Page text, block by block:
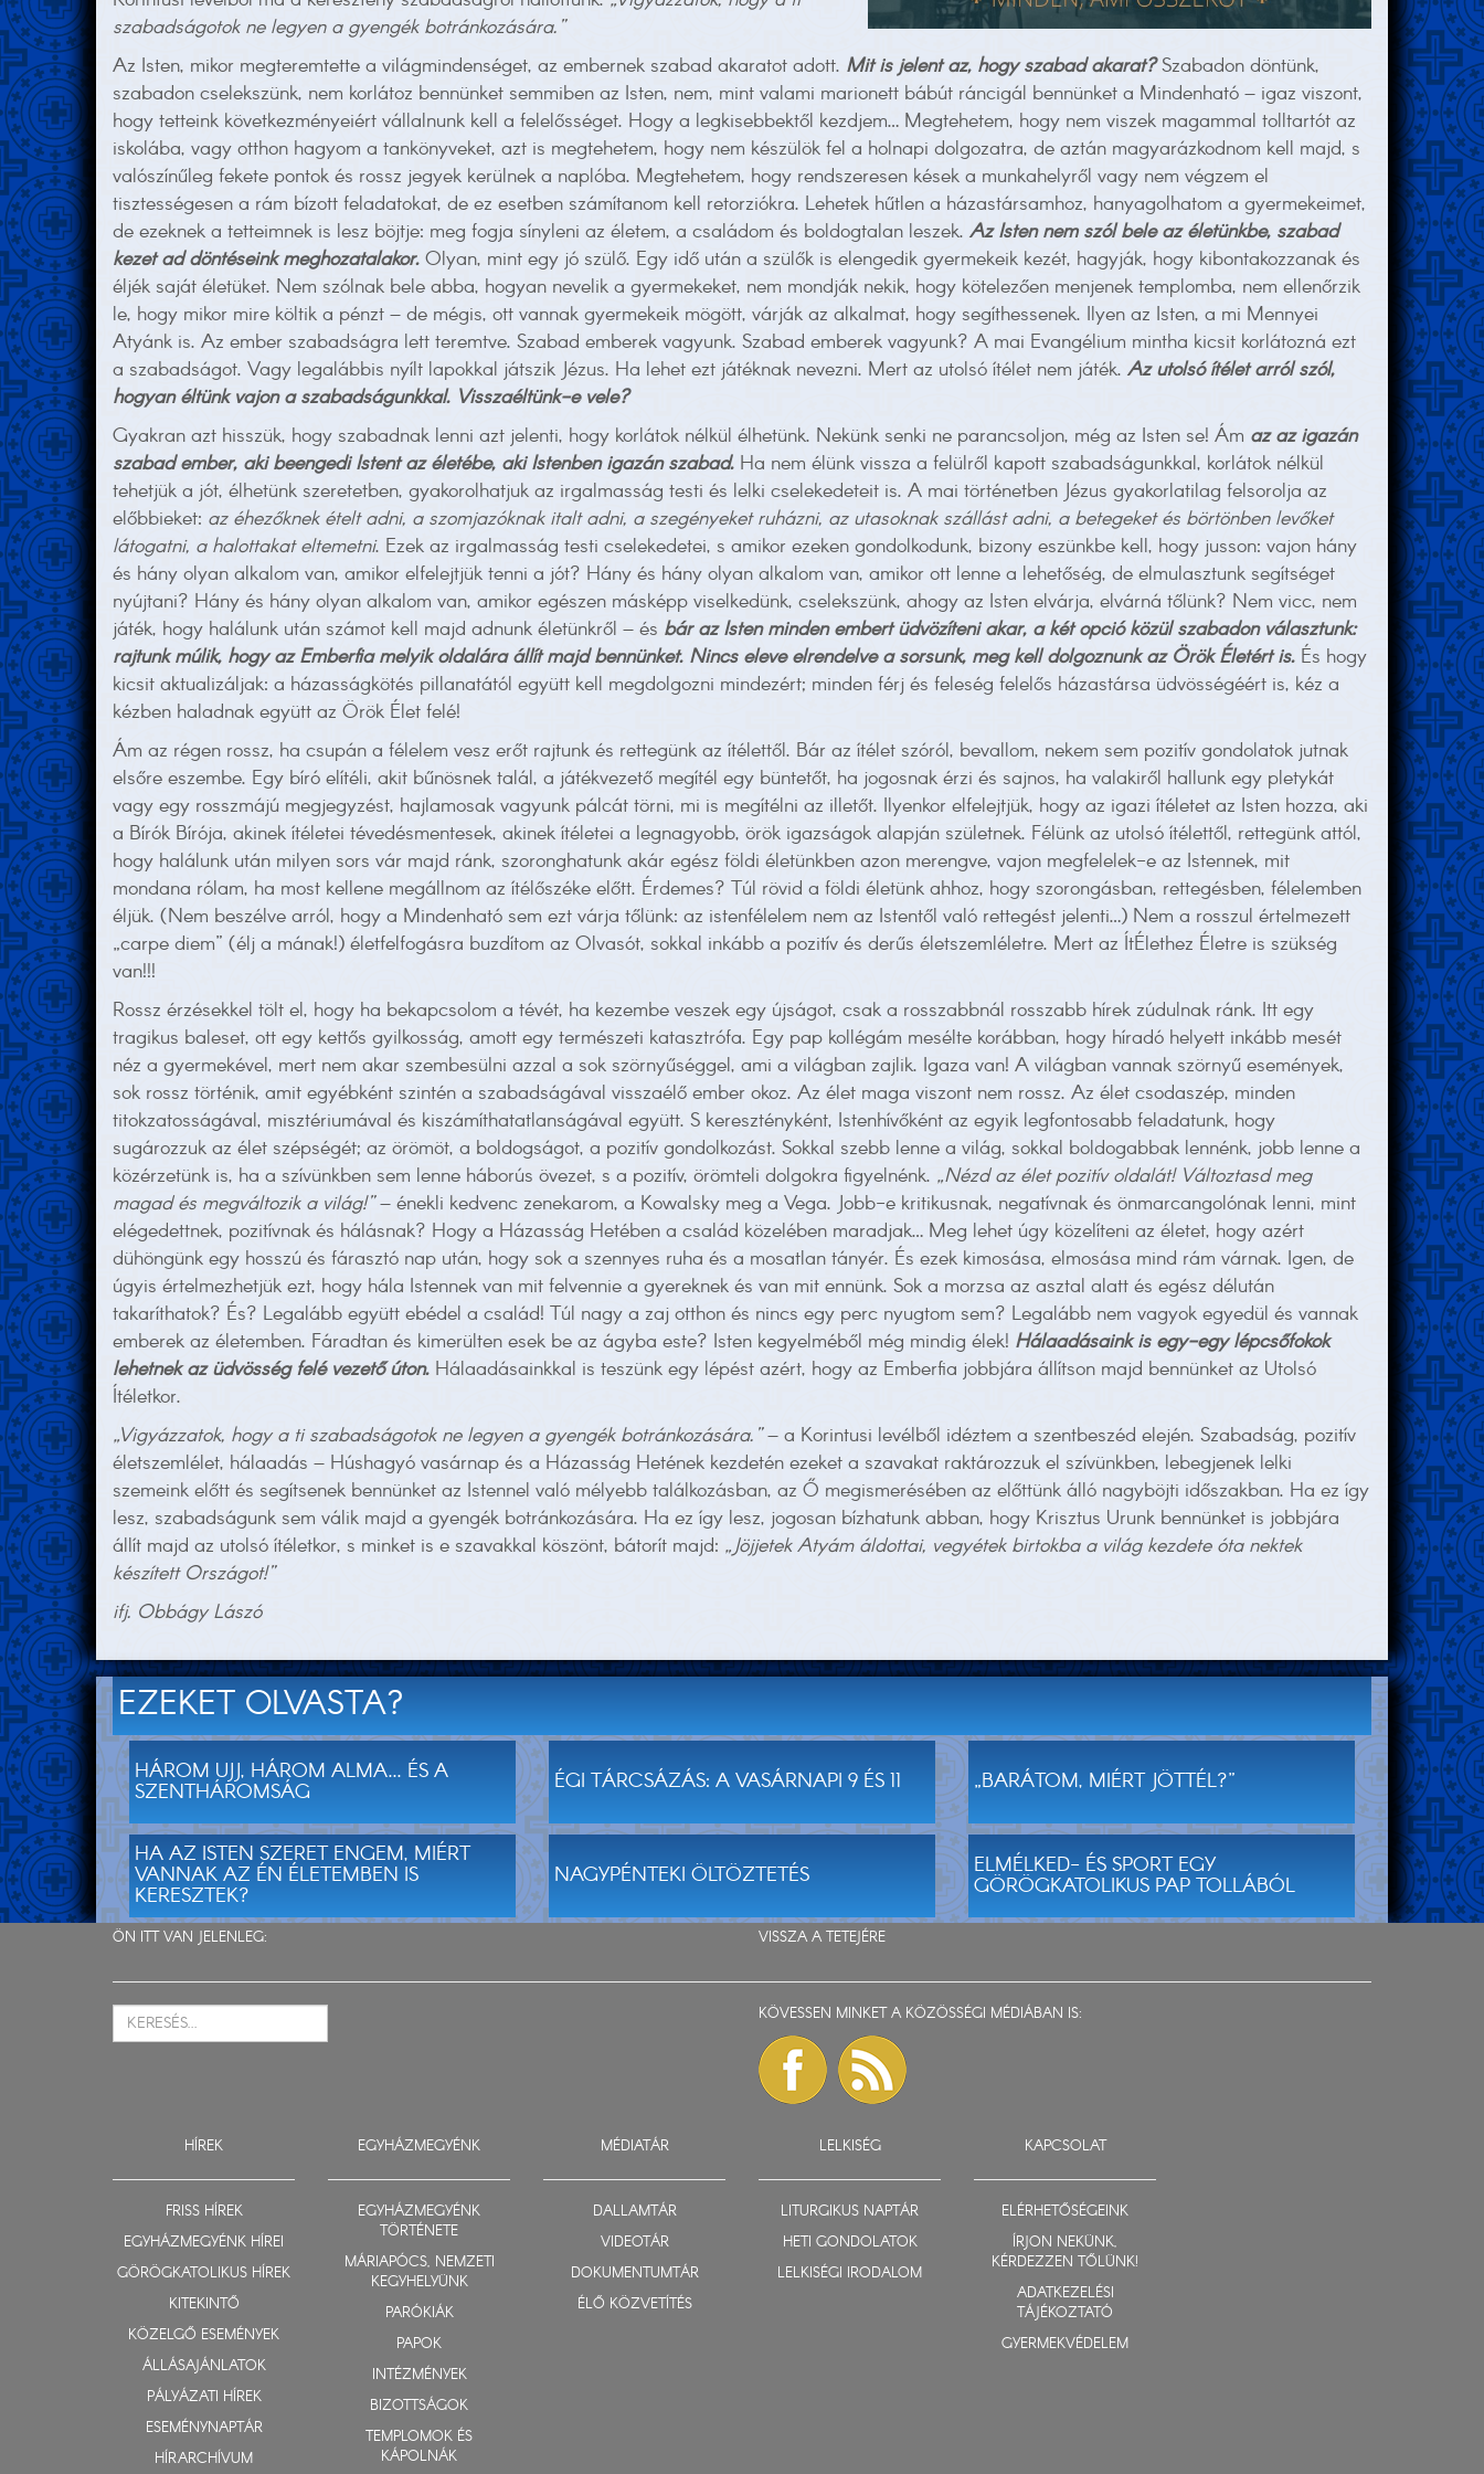
szabadságotok ne legyen a gyengék botránkozására.”
Az Isten, mikor megteremtette a világmindenséget, az embernek szabad akaratot adott. Mit is jelent az, hogy szabad akarat?Szabadon döntünk,
szabadon cselekszünk, nem korlátoz bennünket semmiben az Isten, nem, mint valami marionett bábút ráncigál bennünket a Mindenható – igaz viszont,
hogy tetteink következményeiért vállalnunk kell a felelősséget. Hogy a legkisebbektől kezdjem… Megtehetem, hogy nem viszek magammal tolltartót az
iskolába, vagy otthon hagyom a tankönyveket, azt is megtehetem, hogy nem készülök fel a holnapi dolgozatra, de aztán magyarázkodnom kell majd, s
valószínűleg fekete pontok és rossz jegyek kerülnek a naplóba. Megtehetem, hogy rendszeresen kések a munkahelyről vagy nem végzem el
tisztességesen a rám bízott feladatokat, de ez esetben számítanom kell retorziókra. Lehetek hűtlen a házastársamhoz, hanyagolhatom a gyermekeimet,
de ezeknek a tetteimnek is lesz böjtje: meg fogja sínyleni az életem, a családom és boldogtalan leszek. Az Isten nem szól bele az életünkbe, szabad
kezet ad döntéseink meghozatalakor.Olyan, mint egy jó szülő. Egy idő után a szülők is elengedik gyermekeik kezét, hagyják, hogy kibontakozzanak és
éljék saját életüket. Nem szólnak bele abba, hogyan nevelik a gyermekeket, nem mondják nekik, hogy kötelezően menjenek templomba, nem ellenőrzik
le, hogy mikor mire költik a pénzt – de mégis, ott vannak gyermekeik mögött, várják az alkalmat, hogy segíthessenek. Ilyen az Isten, a mi Mennyei
Atyánk is. Az ember szabadságra lett teremtve. Szabad emberek vagyunk. Szabad emberek vagyunk? A mai Evangélium mintha kicsit korlátozná ezt
a szabadságot. Vagy legalábbis nyílt lapokkal játszik Jézus. Ha lehet ezt játéknak nevezni. Mert az utolsó ítélet nem játék. Az utolsó ítélet arról szól,
hogyan éltünk vajon a szabadságunkkal. Visszaéltünk-e vele?
Gyakran azt hisszük, hogy szabadnak lenni azt jelenti, hogy korlátok nélkül élhetünk. Nekünk senki ne parancsoljon, még az Isten se! Ám az az igazán
szabad ember, aki beengedi Istent az életébe, aki Istenben igazán szabad. Ha nem élünk vissza a felülről kapott szabadságunkkal, korlátok nélkül
tehetjük a jót, élhetünk szeretetben, gyakorolhatjuk az irgalmasság testi és lelki cselekedeteit is. A mai történetben Jézus gyakorlatilag felsorolja az
előbbieket: az éhezőknek ételt adni, a szomjazóknak italt adni, a szegényeket ruházni, az utasoknak szállást adni, a betegeket és börtönben levőket
látogatni, a halottakat eltemetni. Ezek az irgalmasság testi cselekedetei, s amikor ezeken gondolkodunk, bizony eszünkbe kell, hogy jusson: vajon hány
és hány olyan alkalom van, amikor elfelejtjük tenni a jót? Hány és hány olyan alkalom van, amikor ott lenne a lehetőség, de elmulasztunk segítséget
nyújtani? Hány és hány olyan alkalom van, amikor egészen másképp viselkedünk, cselekszünk, ahogy az Isten elvárja, elvárná tőlünk? Nem vicc, nem
játék, hogy halálunk után számot kell majd adnunk életünkről – és bár az Isten minden embert üdvözíteni akar, a két opció közül szabadon választunk:
rajtunk múlik, hogy az Emberfia melyik oldalára állít majd bennünket. Nincs eleve elrendelve a sorsunk, meg kell dolgoznunk az Örök Életért is. És hogy
kicsit aktualizáljak: a házasságkötés pillanatától együtt kell megdolgozni mindezért; minden férj és feleség felelős házastársa üdvösségéért is, kéz a
kézben haladnak együtt az Örök Élet felé!
Ám az régen rossz, ha csupán a félelem vesz erőt rajtunk és rettegünk az ítélettől. Bár az ítélet szóról, bevallom, nekem sem pozitív gondolatok jutnak
elsőre eszembe. Egy bíró elítéli, akit bűnösnek talál, a játékvezető megítél egy büntetőt, ha jogosnak érzi és sajnos, ha valakiről hallunk egy pletykát
vagy egy rosszmájú megjegyzést, hajlamosak vagyunk pálcát törni, mi is megítélni az illetőt. Ilyenkor elfelejtjük, hogy az igazi ítéletet az Isten hozza, aki
a Bírók Bírója, akinek ítéletei tévedésmentesek, akinek ítéletei a legnagyobb, örök igazságok alapján születnek. Félünk az utolsó ítélettől, rettegünk attól,
hogy halálunk után milyen sors vár majd ránk, szoronghatunk akár egész földi életünkben azon merengve, vajon megfelelek-e az Istennek, mit
mondana rólam, ha most kellene megállnom az ítélőszéke előtt. Érdemes? Túl rövid a földi életünk ahhoz, hogy szorongásban, rettegésben, félelemben
éljük. (Nem beszélve arról, hogy a Mindenható sem ezt várja tőlünk: az istenfélelem nem az Istentől való rettegést jelenti…) Nem a rosszul értelmezett
„carpe diem” (élj a mának!) életfelfogásra buzdítom az Olvasót, sokkal inkább a pozitív és derűs életszemléletre. Mert az ÍtÉlethez Életre is szükség
van!!!
Rossz érzésekkel tölt el, hogy ha bekapcsolom a tévét, ha kezembe veszek egy újságot, csak a rosszabbnál rosszabb hírek zúdulnak ránk. Itt egy
tragikus baleset, ott egy kettős gyilkosság, amott egy természeti katasztrófa. Egy pap kollégám mesélte korábban, hogy híradó helyett inkább mesét
néz a gyermekével, mert nem akar szembesülni azzal a sok szörnyűséggel, ami a világban zajlik. Igaza van! A világban vannak szörnyű események,
sok rossz történik, amit egyébként szintén a szabadságával visszaélő ember okoz. Az élet maga viszont nem rossz. Az élet csodaszép, minden
titokzatosságával, misztériumával és kiszámíthatatlanságával együtt. S keresztényként, Istenhívőként az egyik legfontosabb feladatunk, hogy
sugározzuk az élet szépségét; az örömöt, a boldogságot, a pozitív gondolkozást. Sokkal szebb lenne a világ, sokkal boldogabbak lennénk, jobb lenne a
közérzetünk is, ha a szívünkben sem lenne háborús övezet, s a pozitív, örömteli dolgokra figyelnénk. „Nézd az élet pozitív oldalát! Változtasd meg
magad és megváltozik a világ!”– énekli kedvenc zenekarom, a Kowalsky meg a Vega. Jobb-e kritikusnak, negatívnak és önmarcangolónak lenni, mint
elégedettnek, pozitívnak és hálásnak? Hogy a Házasság Hetében a család közelében maradjak… Meg lehet úgy közelíteni az életet, hogy azért
dühöngünk egy hosszú és fárasztó nap után, hogy sok a szennyes ruha és a mosatlan tányér. És ezek kimosása, elmosása mind rám várnak. Igen, de
úgyis értelmezhetjük ezt, hogy hála Istennek van mit felvennie a gyereknek és van mit ennünk. Sok a morzsa az asztal alatt és egész délután
takaríthatok? És? Legalább együtt ebédel a család! Túl nagy a zaj otthon és nincs egy perc nyugtom sem? Legalább nem vagyok egyedül és vannak
emberek az életemben. Fáradtan és kimerülten esek be az ágyba este? Isten kegyelméből még mindig élek! Hálaadásaink is egy-egy lépcsőfokok
lehetnek az üdvösség felé vezető úton. Hálaadásainkkal is teszünk egy lépést azért, hogy az Emberfia jobbjára állítson majd bennünket az Utolsó
Ítéletkor.
„Vigyázzatok, hogy a ti szabadságotok ne legyen a gyengék botránkozására.”– a Korintusi levélből idéztem a szentbeszéd elején. Szabadság, pozitív
életszemlélet, hálaadás – Húshagyó vasárnap és a Házasság Hetének kezdetén ezeket a szavakat raktározzuk el szívünkben, lebegjenek lelki
szemeink előtt és segítsenek bennünket az Istennel való mélyebb találkozásban, az Ő megismerésében az előttünk álló nagyböjti időszakban. Ha ez így
lesz, szabadságunk sem válik majd a gyengék botránkozására. Ha ez így lesz, jogosan bízhatunk abban, hogy Krisztus Urunk bennünket is jobbjára
állít majd az utolsó ítéletkor, s minket is e szavakkal köszönt, bátorít majd: „Jöjjetek Atyám áldottai, vegyétek birtokba a világ kezdete óta nektek
készített Országot!”
ifj. Obbágy Lászó
EZEKET OLVASTA?
HÁROM UJJ, HÁROM ALMA... ÉS A
SZENTHÁROMSÁG ÉGI TÁRCSÁZÁS: A VASÁRNAPI 9 ÉS 11 „BARÁTOM, MIÉRT JÖTTÉL?”
HA AZ ISTEN SZERET ENGEM, MIÉRT
VANNAK AZ ÉN ÉLETEMBEN IS
KERESZTEK?
NAGYPÉNTEKI ÖLTÖZTETÉS ELMÉLKED- ÉS SPORT EGY
GÖRÖGKATOLIKUS PAP TOLLÁBÓL
ÖN ITT VAN JELENLEG: VISSZA A TETEJÉRE
KÖVESSEN MINKET A KÖZÖSSÉGI MÉDIÁBAN IS:
HÍREK
FRISS HÍREK
EGYHÁZMEGYÉNK HÍREI
GÖRÖGKATOLIKUS HÍREK
KITEKINTŐ
KÖZELGŐ ESEMÉNYEK
ÁLLÁSAJÁNLATOK
PÁLYÁZATI HÍREK
ESEMÉNYNAPTÁR
HÍRARCHÍVUM
EGYHÁZMEGYÉNK
EGYHÁZMEGYÉNK
TÖRTÉNETE
MÁRIAPÓCS, NEMZETI
KEGYHELYÜNK
PARÓKIÁK
PAPOK
INTÉZMÉNYEK
BIZOTTSÁGOK
TEMPLOMOK ÉS
KÁPOLNÁK
MÉDIATÁR
DALLAMTÁR
VIDEOTÁR
DOKUMENTUMTÁR
ÉLŐ KÖZVETÍTÉS
LELKISÉG
LITURGIKUS NAPTÁR
HETI GONDOLATOK
LELKISÉGI IRODALOM
KAPCSOLAT
ELÉRHETŐSÉGEINK
ÍRJON NEKÜNK,
KÉRDEZZEN TŐLÜNK!
ADATKEZELÉSI
TÁJÉKOZTATÓ
GYERMEKVÉDELEM